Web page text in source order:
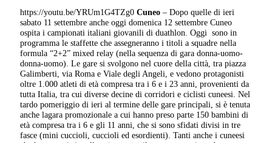
https://youtu.be/YRUm1G4TZg0Cuneo – Dopo quelle di ieri
sabato 11 settembre anche oggi domenica 12 settembre Cuneo
ospita i campionati italiani giovanili di duathlon. Oggi sono in
programma le staffette che assegneranno i titoli a squadre nella
formula “2+2” mixed relay (nella sequenza di gara donna-uomo-
donna-uomo). Le gare si svolgono nel cuore della città, tra piazza
Galimberti, via Roma e Viale degli Angeli, e vedono protagonisti
oltre 1.000 atleti di età compresa tra i 6 e i 23 anni, provenienti da
tutta Italia, tra cui diverse decine di corridori e ciclisti cuneesi. Nel
tardo pomeriggio di ieri al termine delle gare principali, si è tenuta
anche lagara promozionale a cui hanno preso parte 150 bambini di
età compresa tra i 6 e gli 11 anni, che si sono sfidati divisi in tre
fasce (mini cuccioli, cuccioli ed esordienti). Tanti anche i cuneesi